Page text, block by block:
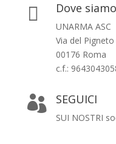
 Dove siamo
UNARMA ASC
Via del
00176 Roma
c.f.:
 SEGUICI
SUI NOSTRI